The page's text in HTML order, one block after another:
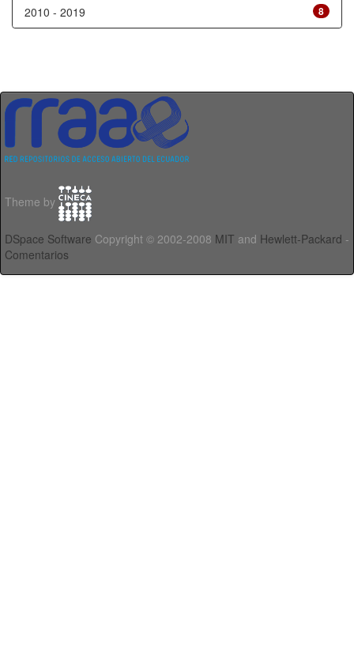
8
2010 - 2019
Theme by
DSpace Software Copyright © 2002-2008 MIT and Hewlett-Packard -
Comentarios